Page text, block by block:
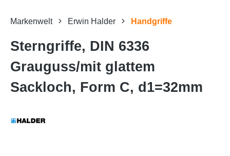
Markenwelt Erwin Halder Handgriffe
Sterngriffe, DIN 6336
Grauguss/mit glattem
Sackloch, Form C, d1=32mm